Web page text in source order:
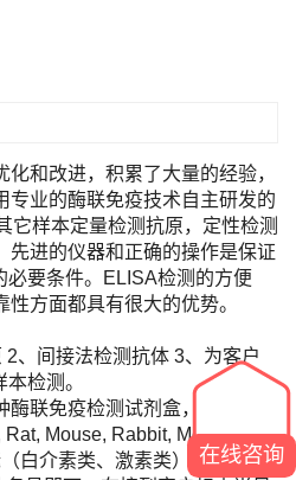
和改进，积累了大量的经验，
专业的酶联免疫技术自主研发的
它样本定量检测抗原，定性检测
先进的仪器和正确的操作是保证
必要条件。ELISA检测的方便
方面都具有很大的优势。
、间接法检测抗体 3、为客户
检测。
联免疫检测试剂盒，您只需将
Mouse, Rabbit, Monkey,
白介素类、激素类）及标本数
在线咨询